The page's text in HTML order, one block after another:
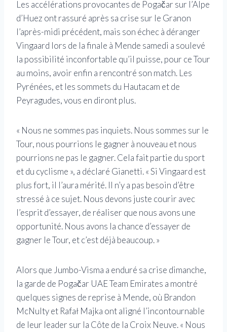
Les accélérations provocantes de Pogačar sur l’Alpe
d’Huez ont rassuré après sa crise sur le Granon
l’après-midi précédent, mais son échec à déranger
Vingaard lors de la finale à Mende samedi a soulevé
la possibilité inconfortable qu’il puisse, pour ce Tour
au moins, avoir enfin a rencontré son match. Les
Pyrénées, et les sommets du Hautacam et de
Peyragudes, vous en diront plus.
« Nous ne sommes pas inquiets. Nous sommes sur le
Tour, nous pourrions le gagner à nouveau et nous
pourrions ne pas le gagner. Cela fait partie du sport
et du cyclisme », a déclaré Gianetti. « Si Vingaard est
plus fort, il l’aura mérité. Il n’y a pas besoin d’être
stressé à ce sujet. Nous devons juste courir avec
l’esprit d’essayer, de réaliser que nous avons une
opportunité. Nous avons la chance d’essayer de
gagner le Tour, et c’est déjà beaucoup. »
Alors que Jumbo-Visma a enduré sa crise dimanche,
la garde de Pogačar UAE Team Emirates a montré
quelques signes de reprise à Mende, où Brandon
McNulty et Rafał Majka ont aligné l’incontournable
de leur leader sur la Côte de la Croix Neuve. « Nous